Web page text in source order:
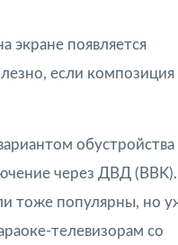
экране появляется
если композиция
обустройства
через ДВД (BBK).
тоже популярны, но
телевизорам со